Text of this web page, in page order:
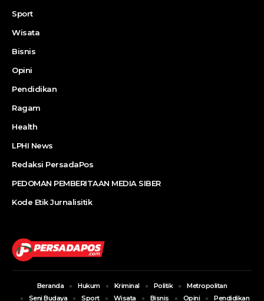
Sport
Wisata
Bisnis
Opini
Pendidikan
Ragam
Health
LPHI News
Redaksi PersadaPos
PEDOMAN PEMBERITAAN MEDIA SIBER
Kode Etik Jurnalisitik
Beranda Hukum Kriminal Politik
Metropolitan
Seni Budaya
Sport Wisata Bisnis Opini Pendidikan